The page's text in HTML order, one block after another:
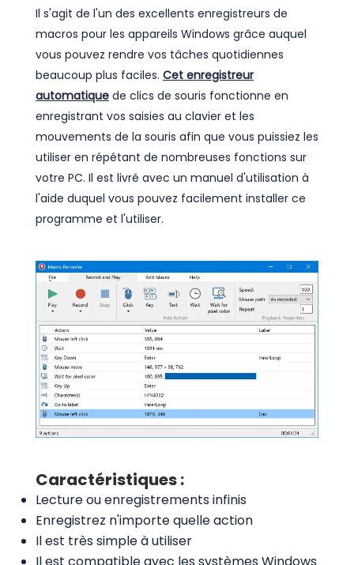
Il s'agit de l'un des excellents enregistreurs de
macros pour les appareils Windows grâce auquel
vous pouvez rendre vos tâches quotidiennes
beaucoup plus faciles. Cet enregistreur
automatique de clics de souris fonctionne en
enregistrant vos saisies au clavier et les
mouvements de la souris afin que vous puissiez les
utiliser en répétant de nombreuses fonctions sur
votre PC. Il est livré avec un manuel d'utilisation à
l'aide duquel vous pouvez facilement installer ce
programme et l'utiliser.
Caractéristiques :
Lecture ou enregistrements infinis
Enregistrez n'importe quelle action
Il est très simple à utiliser